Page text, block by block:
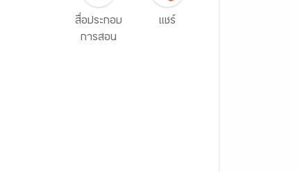
สื่อประกอบ
การสอน
แชร์